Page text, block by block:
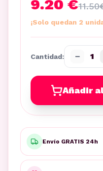
9.20 €11.50
¡Solo quedan 2
Cantidad: − 1
Añadir
Envío GRATIS 24h